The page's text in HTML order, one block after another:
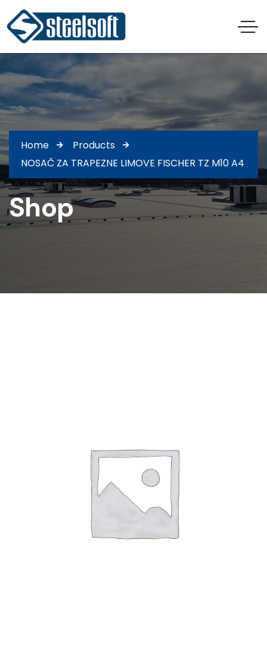
Home
Products
NOSAČ ZA TRAPEZNE LIMOVE FISCHER TZ M10 A4
Shop